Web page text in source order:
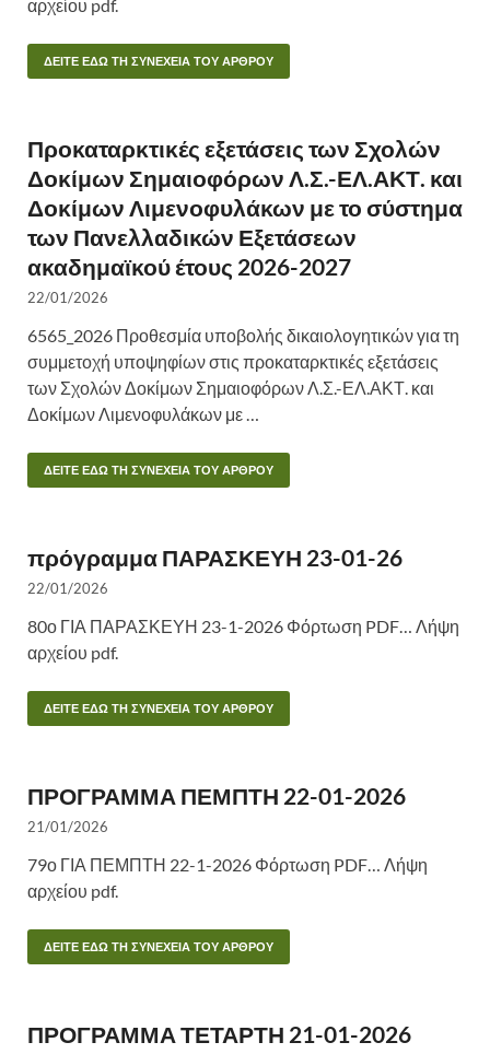
αρχείου pdf.
ΔΕΙΤΕ ΕΔΩ ΤΗ ΣΥΝΕΧΕΙΑ ΤΟΥ ΑΡΘΡΟΥ
Προκαταρκτικές εξετάσεις των Σχολών
Δοκίμων Σημαιοφόρων Λ.Σ.-ΕΛ.ΑΚΤ. και
Δοκίμων Λιμενοφυλάκων με το σύστημα
των Πανελλαδικών Εξετάσεων
ακαδημαϊκού έτους 2026-2027
22/01/2026
6565_2026 Προθεσμία υποβολής δικαιολογητικών για τη
συμμετοχή υποψηφίων στις προκαταρκτικές εξετάσεις
των Σχολών Δοκίμων Σημαιοφόρων Λ.Σ.-ΕΛ.ΑΚΤ. και
Δοκίμων Λιμενοφυλάκων με …
ΔΕΙΤΕ ΕΔΩ ΤΗ ΣΥΝΕΧΕΙΑ ΤΟΥ ΑΡΘΡΟΥ
πρόγραμμα ΠΑΡΑΣΚΕΥΗ 23-01-26
22/01/2026
80ο ΓΙΑ ΠΑΡΑΣΚΕΥΗ 23-1-2026 Φόρτωση PDF… Λήψη
αρχείου pdf.
ΔΕΙΤΕ ΕΔΩ ΤΗ ΣΥΝΕΧΕΙΑ ΤΟΥ ΑΡΘΡΟΥ
ΠΡΟΓΡΑΜΜΑ ΠΕΜΠΤΗ 22-01-2026
21/01/2026
79ο ΓΙΑ ΠΕΜΠΤΗ 22-1-2026 Φόρτωση PDF… Λήψη
αρχείου pdf.
ΔΕΙΤΕ ΕΔΩ ΤΗ ΣΥΝΕΧΕΙΑ ΤΟΥ ΑΡΘΡΟΥ
ΠΡΟΓΡΑΜΜΑ ΤΕΤΑΡΤΗ 21-01-2026